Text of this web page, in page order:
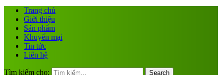
Trang chủ
Giới thiệu
Sản phẩm
Khuyến mại
Tin tức
Liên hệ
Tìm kiếm cho: Search